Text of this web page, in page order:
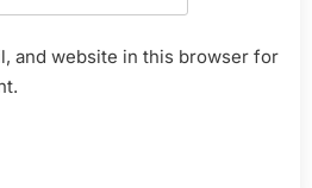
and website in this browser for